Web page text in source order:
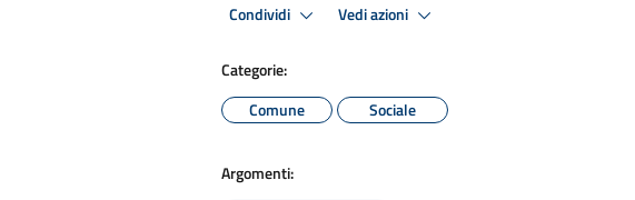
Condividi Vedi azioni
Categorie:
Comune
Sociale
Argomenti: